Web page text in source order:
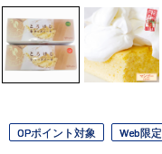
OPポイント対象 Web限定